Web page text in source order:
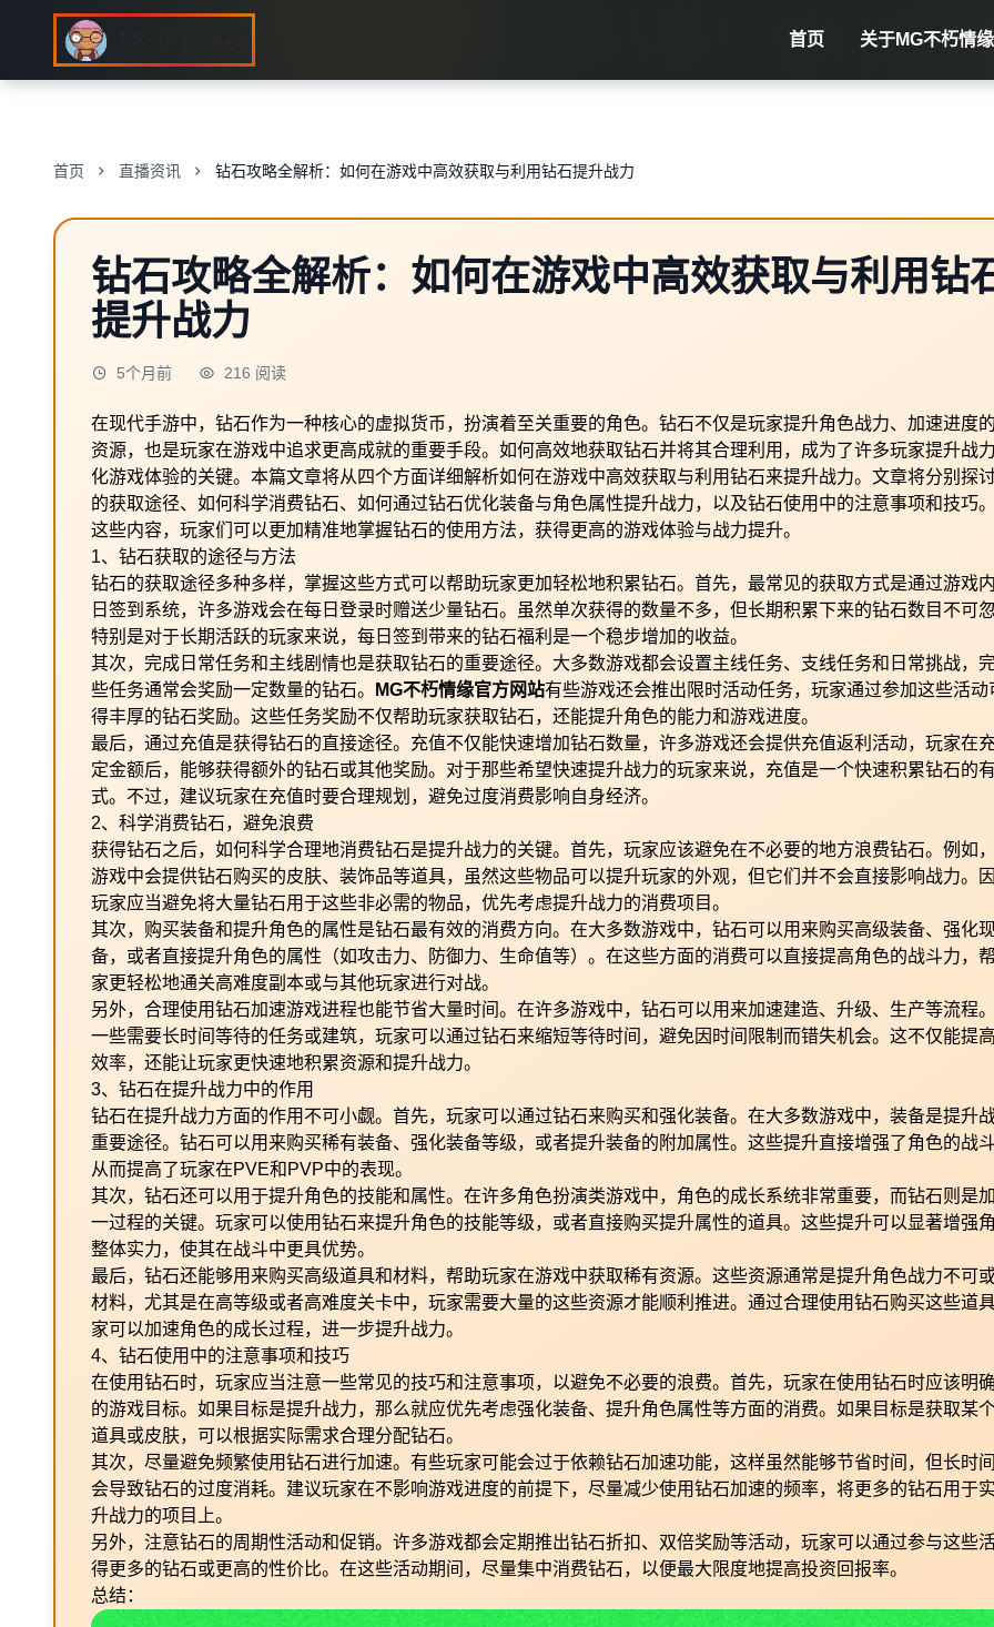
首页 关于MG不朽情缘
首页 直播资讯 钻石攻略全解析：如何在游戏中高效获取与利用钻石提升战力
钻石攻略全解析：如何在游戏中高效获取与利用钻
提升战力
5个月前 216 阅读
在现代手游中，钻石作为一种核心的虚拟货币，扮演着至关重要的角色。钻石不仅是玩家提升角色战力、加速进度
资源，也是玩家在游戏中追求更高成就的重要手段。如何高效地获取钻石并将其合理利用，成为了许多玩家提升战
化游戏体验的关键。本篇文章将从四个方面详细解析如何在游戏中高效获取与利用钻石来提升战力。文章将分别探
的获取途径、如何科学消费钻石、如何通过钻石优化装备与角色属性提升战力，以及钻石使用中的注意事项和技巧
这些内容，玩家们可以更加精准地掌握钻石的使用方法，获得更高的游戏体验与战力提升。
1、钻石获取的途径与方法
钻石的获取途径多种多样，掌握这些方式可以帮助玩家更加轻松地积累钻石。首先，最常见的获取方式是通过游戏
日签到系统，许多游戏会在每日登录时赠送少量钻石。虽然单次获得的数量不多，但长期积累下来的钻石数目不可
特别是对于长期活跃的玩家来说，每日签到带来的钻石福利是一个稳步增加的收益。
其次，完成日常任务和主线剧情也是获取钻石的重要途径。大多数游戏都会设置主线任务、支线任务和日常挑战，
些任务通常会奖励一定数量的钻石。
MG不朽情缘官方网站有些游戏还会推出限时活动任务，玩家通过参加这些活动
得丰厚的钻石奖励。这些任务奖励不仅帮助玩家获取钻石，还能提升角色的能力和游戏进度。
最后，通过充值是获得钻石的直接途径。充值不仅能快速增加钻石数量，许多游戏还会提供充值返利活动，玩家在
定金额后，能够获得额外的钻石或其他奖励。对于那些希望快速提升战力的玩家来说，充值是一个快速积累钻石的
式。不过，建议玩家在充值时要合理规划，避免过度消费影响自身经济。
2、科学消费钻石，避免浪费
获得钻石之后，如何科学合理地消费钻石是提升战力的关键。首先，玩家应该避免在不必要的地方浪费钻石。例如
游戏中会提供钻石购买的皮肤、装饰品等道具，虽然这些物品可以提升玩家的外观，但它们并不会直接影响战力。
玩家应当避免将大量钻石用于这些非必需的物品，优先考虑提升战力的消费项目。
其次，购买装备和提升角色的属性是钻石最有效的消费方向。在大多数游戏中，钻石可以用来购买高级装备、强化
备，或者直接提升角色的属性（如攻击力、防御力、生命值等）。在这些方面的消费可以直接提高角色的战斗力，
家更轻松地通关高难度副本或与其他玩家进行对战。
另外，合理使用钻石加速游戏进程也能节省大量时间。在许多游戏中，钻石可以用来加速建造、升级、生产等流程
一些需要长时间等待的任务或建筑，玩家可以通过钻石来缩短等待时间，避免因时间限制而错失机会。这不仅能提
效率，还能让玩家更快速地积累资源和提升战力。
3、钻石在提升战力中的作用
钻石在提升战力方面的作用不可小觑。首先，玩家可以通过钻石来购买和强化装备。在大多数游戏中，装备是提升
重要途径。钻石可以用来购买稀有装备、强化装备等级，或者提升装备的附加属性。这些提升直接增强了角色的战
从而提高了玩家在PVE和PVP中的表现。
其次，钻石还可以用于提升角色的技能和属性。在许多角色扮演类游戏中，角色的成长系统非常重要，而钻石则是
一过程的关键。玩家可以使用钻石来提升角色的技能等级，或者直接购买提升属性的道具。这些提升可以显著增强
整体实力，使其在战斗中更具优势。
最后，钻石还能够用来购买高级道具和材料，帮助玩家在游戏中获取稀有资源。这些资源通常是提升角色战力不可
材料，尤其是在高等级或者高难度关卡中，玩家需要大量的这些资源才能顺利推进。通过合理使用钻石购买这些道
家可以加速角色的成长过程，进一步提升战力。
4、钻石使用中的注意事项和技巧
在使用钻石时，玩家应当注意一些常见的技巧和注意事项，以避免不必要的浪费。首先，玩家在使用钻石时应该明
的游戏目标。如果目标是提升战力，那么就应优先考虑强化装备、提升角色属性等方面的消费。如果目标是获取某
道具或皮肤，可以根据实际需求合理分配钻石。
其次，尽量避免频繁使用钻石进行加速。有些玩家可能会过于依赖钻石加速功能，这样虽然能够节省时间，但长时
会导致钻石的过度消耗。建议玩家在不影响游戏进度的前提下，尽量减少使用钻石加速的频率，将更多的钻石用于
升战力的项目上。
另外，注意钻石的周期性活动和促销。许多游戏都会定期推出钻石折扣、双倍奖励等活动，玩家可以通过参与这些
得更多的钻石或更高的性价比。在这些活动期间，尽量集中消费钻石，以便最大限度地提高投资回报率。
总结：